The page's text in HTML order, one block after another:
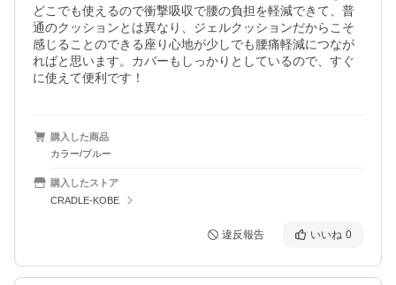
どこでも使えるので衝撃吸収で腰の負担を軽減できて、普
通のクッションとは異なり、ジェルクッションだからこそ
感じることのできる座り心地が少しでも腰痛軽減につなが
ればと思います。カバーもしっかりとしているので、すぐ
に使えて便利です！
購入した商品
カラー/ブルー
購入したストア
CRADLE-KOBE
違反報告 いいね 0